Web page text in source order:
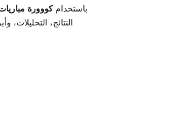
باستخدامكووورة
النتائج،